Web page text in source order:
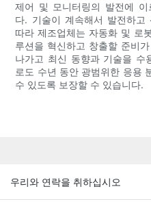
제어 및 모니터링의 발전에 이
다. 기술이 계속해서 발전하
따라 제조업체는 자동화 및 로
루션을 혁신하고 창출할 준비
나가고 최신 동향과 기술을 수
로도 수년 동안 광범위한 응용
수 있도록 보장할 수 있습니다.
우리와 연락을 취하십시오